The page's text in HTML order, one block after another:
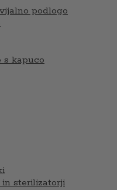
podlogo
s kapuco
sterilizatorji